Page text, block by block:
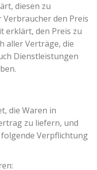
diesen zu
den Preis
erklärt, den Preis zu
aller Verträge, die
Dienstleistungen
die Waren in
zu liefern, und
Verpflichtung